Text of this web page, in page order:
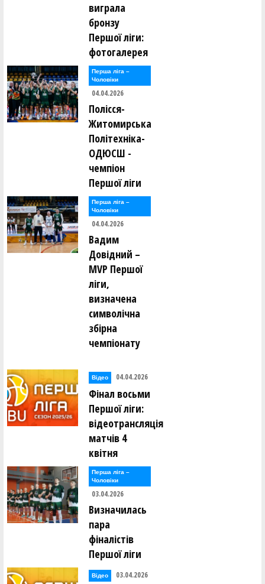
виграла
бронзу
Першої ліги:
фотогалерея
Перша лiга –
Чоловiки
04.04.2026
Полісся-
Житомирська
Політехніка-
ОДЮСШ -
чемпіон
Першої ліги
Перша лiга –
Чоловiки
04.04.2026
Вадим
Довідний –
MVP Першої
ліги,
визначена
символічна
збірна
чемпіонату
Відео 04.04.2026
Фінал восьми
Першої ліги:
відеотрансляція
матчів 4
квітня
Перша лiга –
Чоловiки
03.04.2026
Визначилась
пара
фіналістів
Першої ліги
Відео 03.04.2026